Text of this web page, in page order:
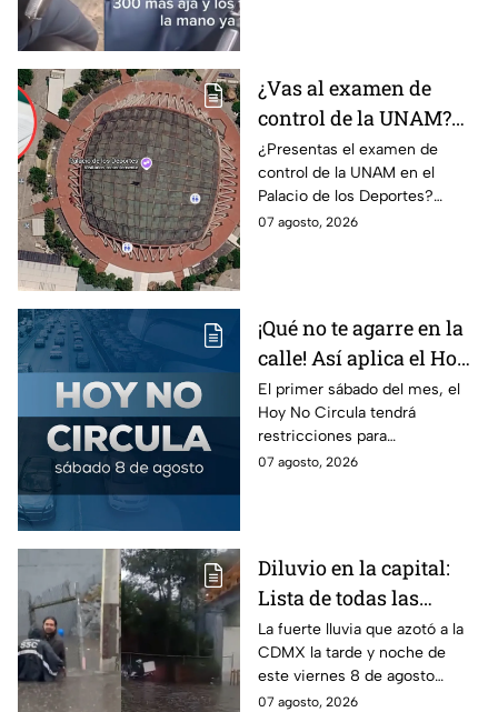
¿Vas al examen de
control de la UNAM?
Así puedes llegar al
Palacio de los Deportes
en Metro, camión y
Metrobús
¿Presentas el examen de
control de la UNAM en el
Palacio de los Deportes?
Consulta cómo llegar en
07 agosto, 2026
¡Qué no te agarre en la
calle! Así aplica el Hoy
No Circula el primer
sábado del mes
El primer sábado del mes, el
Hoy No Circula tendrá
restricciones para
determinados vehículos en la
07 agosto, 2026
Diluvio en la capital:
Lista de todas las
inundaciones en CDMX
HOY viernes 7 de
agosto
La fuerte lluvia que azotó a la
CDMX la tarde y noche de
este viernes 8 de agosto
provocó inundaciones y otras
07 agosto, 2026